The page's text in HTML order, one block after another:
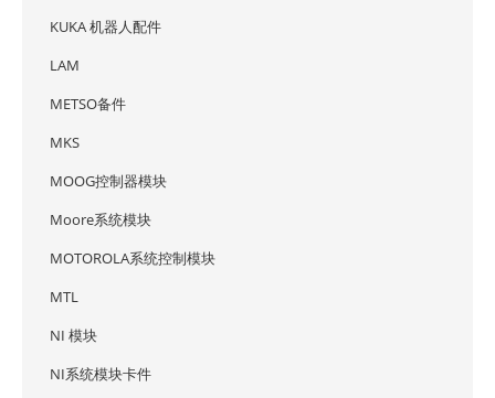
KUKA 机器人配件
LAM
METSO备件
MKS
MOOG控制器模块
Moore系统模块
MOTOROLA系统控制模块
MTL
NI 模块
NI系统模块卡件